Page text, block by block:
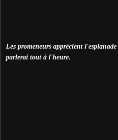
Les promeneurs apprécient
parlerai tout à l'heure.